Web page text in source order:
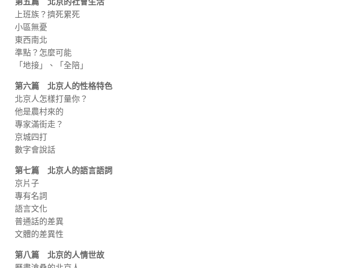
上班族？擠死累死
小區無憂
東西南北
準點？怎麼可能
「地接」、「全陪」
第六篇 北京人的性格特色
北京人怎樣打量你？
他是農村來的
專家滿街走？
京城四打
數字會說話
第七篇 北京人的語言語詞
京片子
專有名詞
語言文化
普通話的差異
文體的差異性
第八篇 北京的人情世故